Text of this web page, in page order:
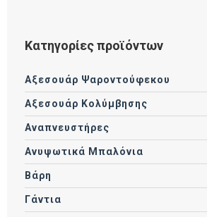
Κατηγορίες προϊόντων
Αξεσουάρ Ψαροντούφεκου
Αξεσουάρ Κολύμβησης
Αναπνευστήρες
Ανυψωτικά Μπαλόνια
Βάρη
Γάντια